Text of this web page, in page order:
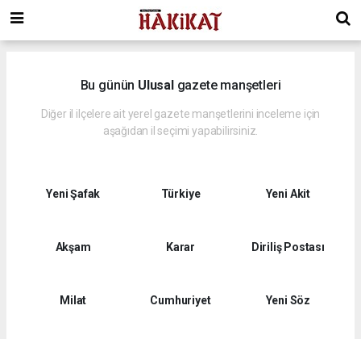
Bu günün Ulusalgazete manşetleri
Diğer il ilçelere ait yerel gazete manşetlerini inceleme için
aşağıdan il seçimi yapabilirsiniz.
Yeni Şafak Türkiye Yeni Akit
Akşam Karar Diriliş Postası
Milat Cumhuriyet Yeni Söz